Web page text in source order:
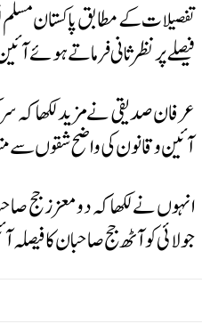
تفصیلات کے مطابق پاکستان
فیصلے پر نظرثانی فرماتے ہوئے
آئین و قانون کی واضح شقوں سے
جولائی کو آٹھ جج صاحبان کا